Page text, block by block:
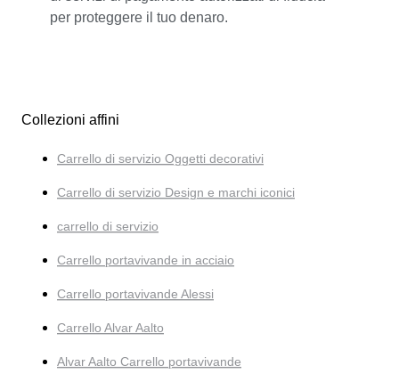
per proteggere il tuo denaro.
Collezioni affini
Carrello di servizio Oggetti decorativi
Carrello di servizio Design e marchi iconici
carrello di servizio
Carrello portavivande in acciaio
Carrello portavivande Alessi
Carrello Alvar Aalto
Alvar Aalto Carrello portavivande